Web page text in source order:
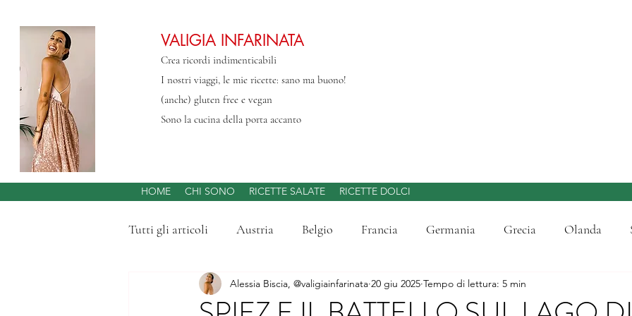
VALIGIA INFARINATA
Crea ricordi indimenticabili
I nostri viaggi, le mie ricette: sano ma buono!
(anche) gluten free e vegan
Sono la cucina della porta accanto
HOME CHI SONO RICETTE SALATE RICETTE DOLCI
Tutti gli articoli Austria Belgio Francia Germania Grecia Olanda
Abruzzo Grandi Laghi d'Italia Liguria Lombardia
Alessia Biscia, @valigiainfarinata 20 giu 2025 Tempo di lettura: 5 min